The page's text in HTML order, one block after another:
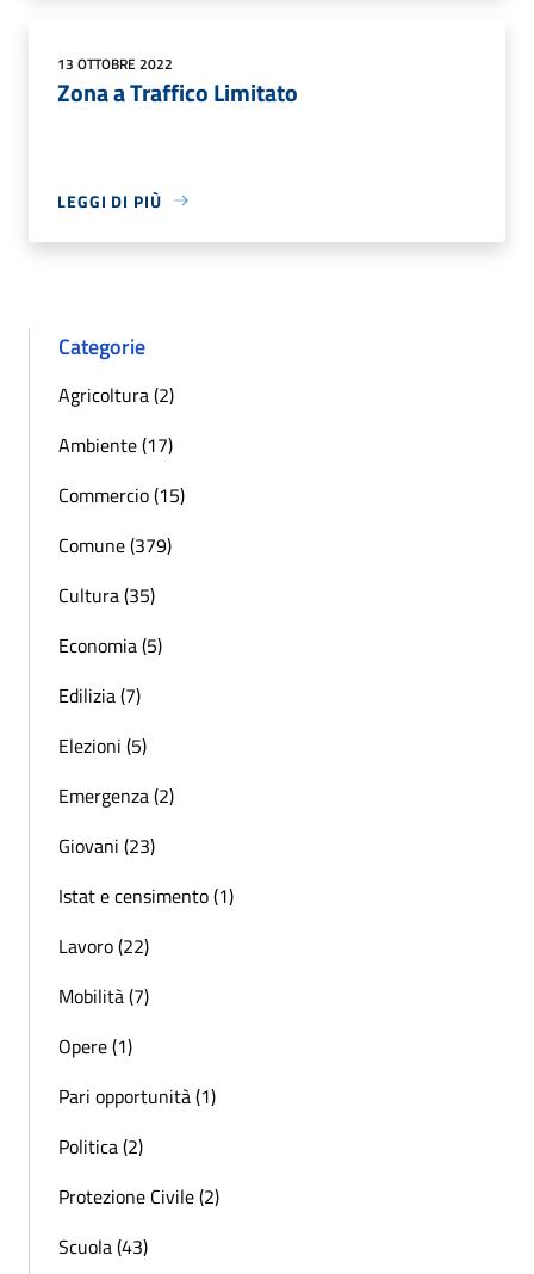
13 OTTOBRE 2022
Zona a Traffico Limitato
LEGGI DI PIÙ
Categorie
Agricoltura (2)
Ambiente (17)
Commercio (15)
Comune (379)
Cultura (35)
Economia (5)
Edilizia (7)
Elezioni (5)
Emergenza (2)
Giovani (23)
Istat e censimento (1)
Lavoro (22)
Mobilità (7)
Opere (1)
Pari opportunità (1)
Politica (2)
Protezione Civile (2)
Scuola (43)